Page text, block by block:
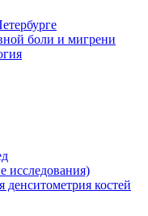
боли и мигрени
исследования)
денситометрия костей